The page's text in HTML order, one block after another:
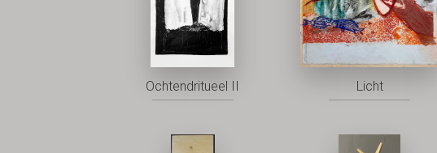
Ochtendritueel II Licht